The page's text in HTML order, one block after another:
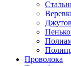
Проволока